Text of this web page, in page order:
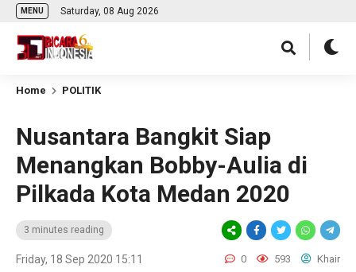
MENU Saturday, 08 Aug 2026
Home POLITIK
Nusantara Bangkit Siap
Menangkan Bobby-Aulia di
Pilkada Kota Medan 2020
3 minutes reading
Friday, 18 Sep 2020 15:11 0 593 Khair